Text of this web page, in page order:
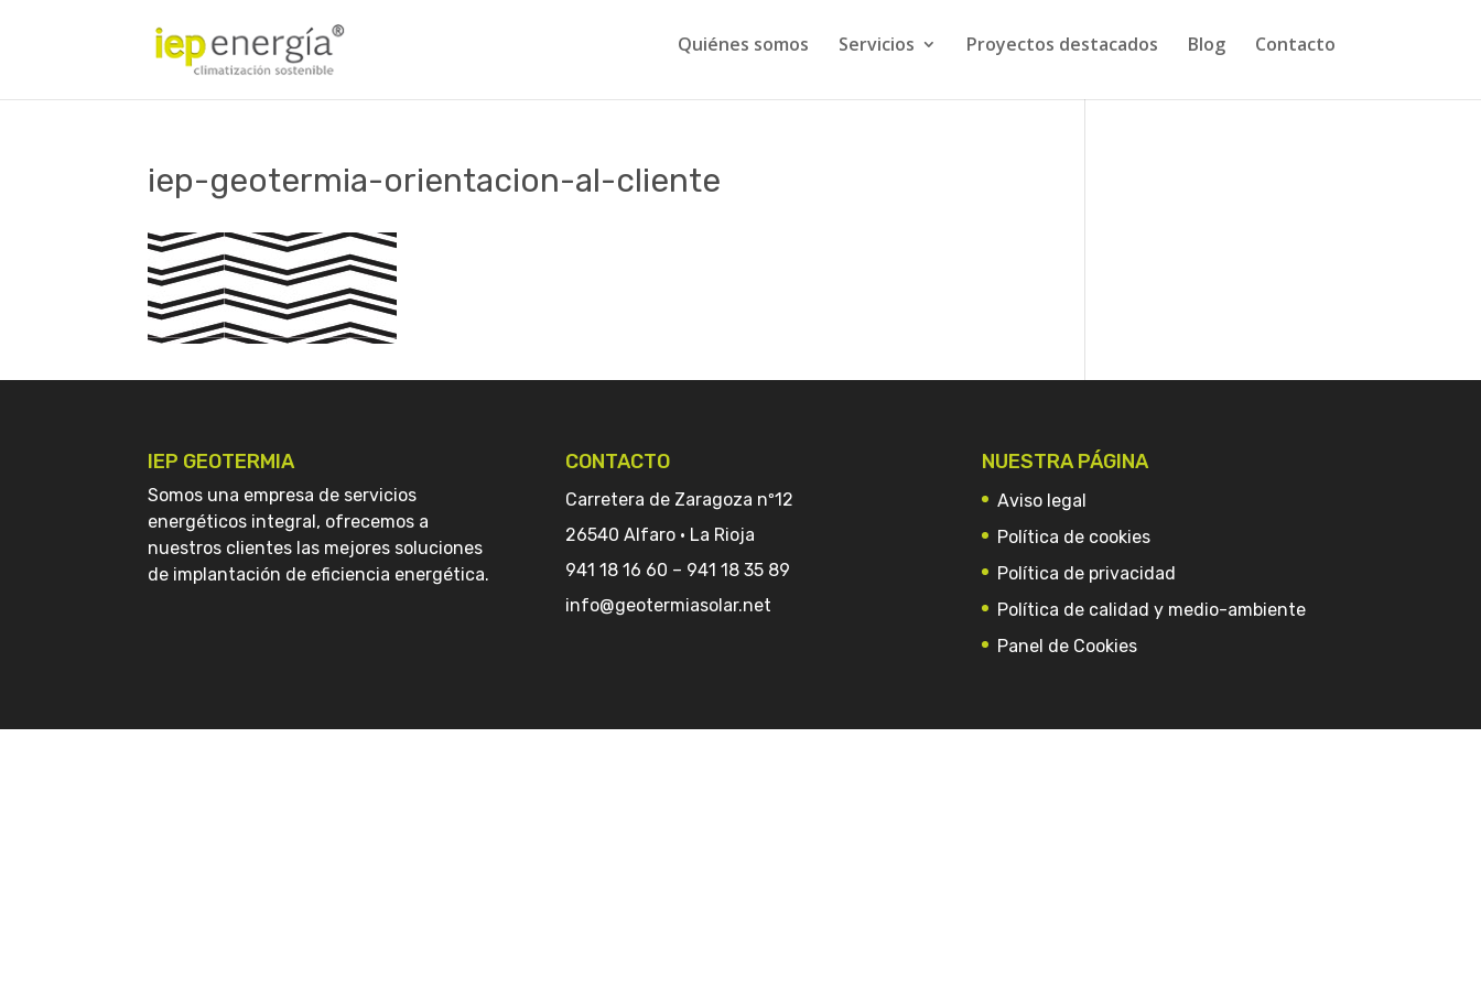
Quiénes somos Servicios Proyectos destacados Blog Contacto
iep-geotermia-orientacion-al-cliente
IEP GEOTERMIA
Somos una empresa de servicios
energéticos integral, ofrecemos a
nuestros clientes las mejores soluciones
de implantación de eficiencia energética.
CONTACTO
Carretera de Zaragoza nº12
26540 Alfaro · La Rioja
941 18 16 60 – 941 18 35 89
info@geotermiasolar.net
NUESTRA PÁGINA
Aviso legal
Política de cookies
Política de privacidad
Política de calidad y medio-ambiente
Panel de Cookies